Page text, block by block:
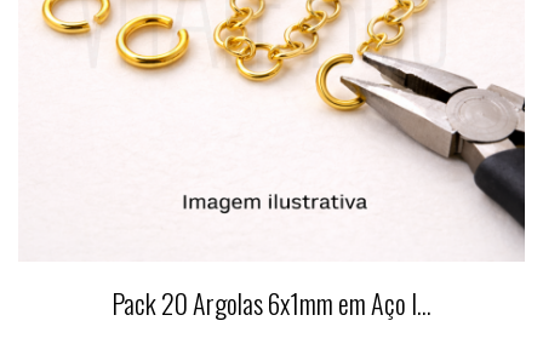
Pack 20 Argolas 6x1mm em Aço I...